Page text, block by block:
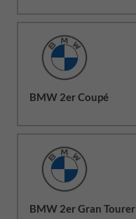
BMW 2er Coupé
BMW 2er Gran Tourer